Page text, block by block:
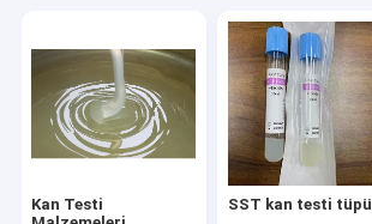
Kan Testi
SST kan testi tüpü